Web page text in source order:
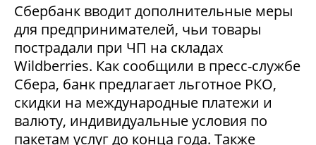
Сбербанк вводит дополнительные меры
для предпринимателей, чьи товары
пострадали при ЧП на складах
Wildberries. Как сообщили в пресс-службе
Сбера, банк предлагает льготное РКО,
скидки на международные платежи и
валюту, индивидуальные условия по
пакетам услуг до конца года. Также